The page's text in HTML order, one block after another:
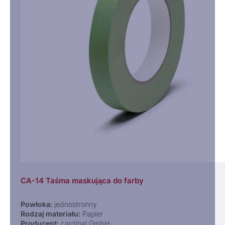
CA-14 Taśma maskująca do farby
Powłoka: jednostronny
Rodzaj materiału: Papier
Producent: cardinal GmbH